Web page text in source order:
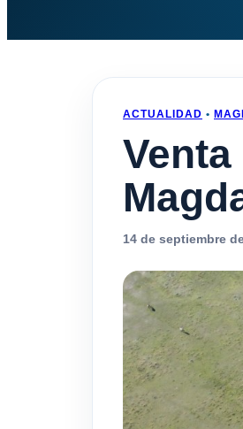
ACTUALIDAD •
14 de septiembre